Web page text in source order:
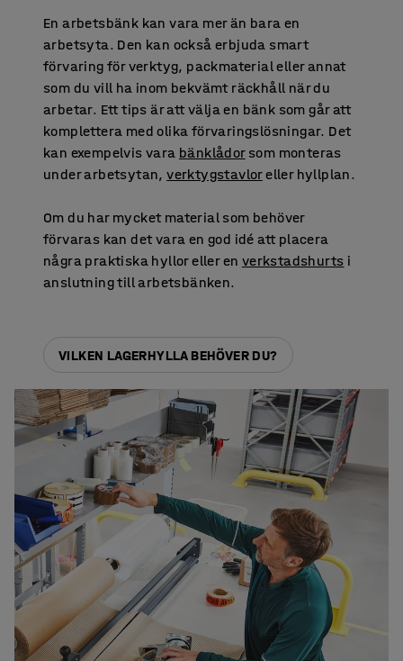
En arbetsbänk kan vara mer än bara en
arbetsyta. Den kan också erbjuda smart
förvaring för verktyg, packmaterial eller annat
som du vill ha inom bekvämt räckhåll när du
arbetar. Ett tips är att välja en bänk som går att
komplettera med olika förvaringslösningar. Det
kan exempelvis vara bänklådorsom monteras
under arbetsytan,verktygstavloreller hyllplan.
Om du har mycket material som behöver
förvaras kan det vara en god idé att placera
några praktiska hyllor eller en verkstadshurts i
anslutning till arbetsbänken.
VILKEN LAGERHYLLA BEHÖVER DU?